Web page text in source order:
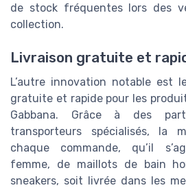
de stock fréquentes lors des
collection.
Livraison gratuite et
L’autre innovation notable est
gratuite et rapide pour les
Gabbana. Grâce à des
transporteurs spécialisés, la
chaque commande, qu’il
femme, de maillots de bain
sneakers, soit livrée dans les